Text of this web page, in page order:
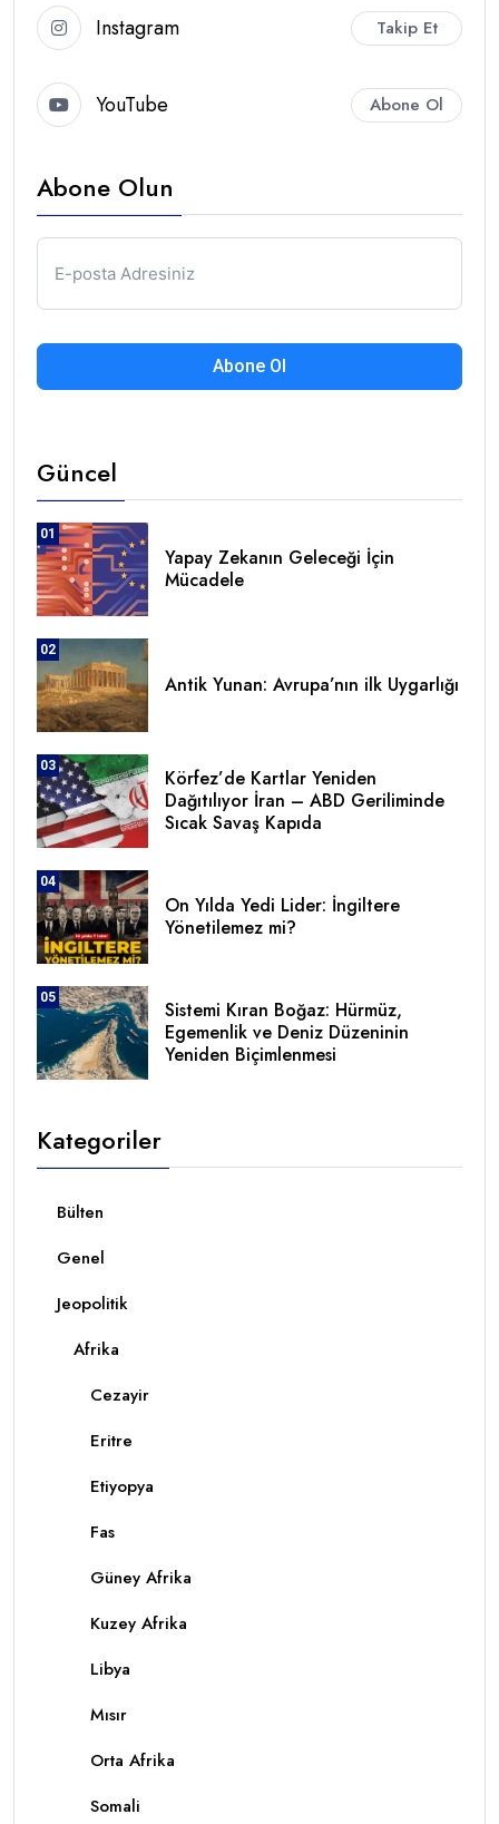
Instagram Takip Et
YouTube Abone Ol
Abone Olun
Abone Ol
Güncel
01
Yapay Zekanın Geleceği İçin
Mücadele
02
Antik Yunan: Avrupa’nın ilk Uygarlığı
03
Körfez’de Kartlar Yeniden
Dağıtılıyor İran – ABD Geriliminde
Sıcak Savaş Kapıda
04
On Yılda Yedi Lider: İngiltere
Yönetilemez mi?
05
Sistemi Kıran Boğaz: Hürmüz,
Egemenlik ve Deniz Düzeninin
Yeniden Biçimlenmesi
Kategoriler
Bülten
Genel
Jeopolitik
Afrika
Cezayir
Eritre
Etiyopya
Fas
Güney Afrika
Kuzey Afrika
Libya
Mısır
Orta Afrika
Somali